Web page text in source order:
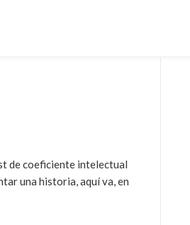
de coeficiente intelectual
una historia, aquí va, en